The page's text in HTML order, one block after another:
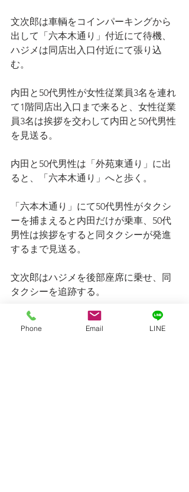
文次郎は車輌をコインパーキングから
出して「六本木通り」付近にて待機、
ハジメは同店出入口付近にて張り込
む。
内田と50代男性が女性従業員3名を連れ
て1階同店出入口まで来ると、女性従業
員3名は挨拶を交わして内田と50代男性
を見送る。
内田と50代男性は「外苑東通り」に出
ると、「六本木通り」へと歩く。
「六本木通り」にて50代男性がタクシ
ーを捕まえると内田だけが乗車、50代
男性は挨拶をすると同タクシーが発進
するまで見送る。
文次郎はハジメを後部座席に乗せ、同
タクシーを追跡する。
内田が乗車したタクシーは自宅方面へ
と走行する。
Phone Email LINE